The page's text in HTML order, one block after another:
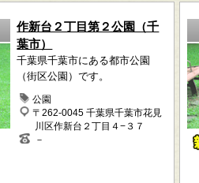
作新台２丁目第２公園（千
葉市）
千葉県千葉市にある都市公園
（街区公園）です。
公園
〒262-0045 千葉県千葉市花見
川区作新台２丁目４−３７
－